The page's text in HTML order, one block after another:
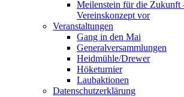
Meilenstein für die Zukunft
Vereinskonzept vor
Veranstaltungen
Gang in den Mai
Generalversammlungen
Heidmühle/Drewer
Höketurnier
Laubaktionen
Datenschutzerklärung